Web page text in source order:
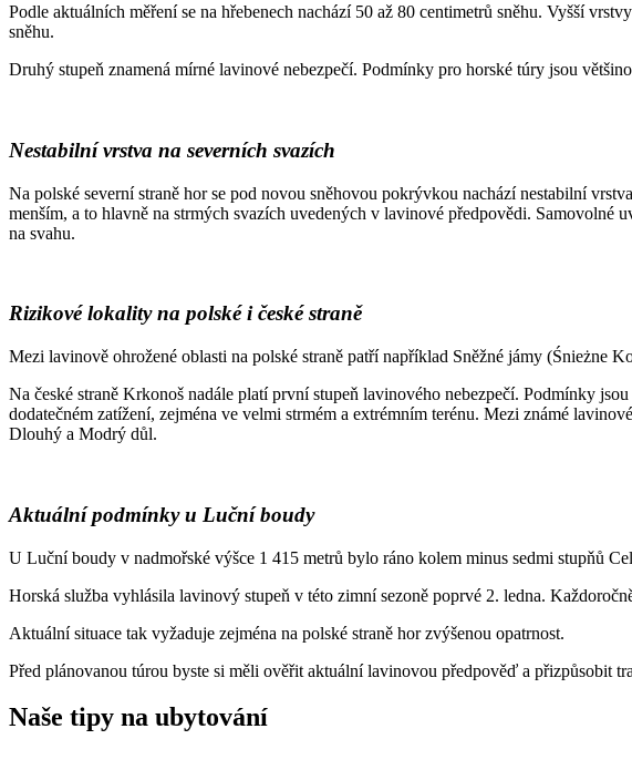
Podle aktuálních měření se na hřebenech nachází 50 až 80 centimetrů sněhu. Vyšší
sněhu.
Druhý stupeň znamená mírné lavinové nebezpečí. Podmínky pro horské túry jsou
Nestabilní vrstva na severních svazích
Na polské severní straně hor se pod novou sněhovou pokrývkou nachází nestabilní
menším, a to hlavně na strmých svazích uvedených v lavinové předpovědi. Samovolné
na svahu.
Rizikové lokality na polské i české straně
Mezi lavinově ohrožené oblasti na polské straně patří například Sněžné jámy
Na české straně Krkonoš nadále platí první stupeň lavinového nebezpečí. Podmínky
dodatečném zatížení, zejména ve velmi strmém a extrémním terénu. Mezi známé
Dlouhý a Modrý důl.
Aktuální podmínky u Luční boudy
U Luční boudy v nadmořské výšce 1 415 metrů bylo ráno kolem minus sedmi stupňů
Horská služba vyhlásila lavinový stupeň v této zimní sezoně poprvé 2. ledna.
Aktuální situace tak vyžaduje zejména na polské straně hor zvýšenou opatrnost.
Před plánovanou túrou byste si měli ověřit aktuální lavinovou předpověď a přizpůsobit
Naše tipy na ubytování